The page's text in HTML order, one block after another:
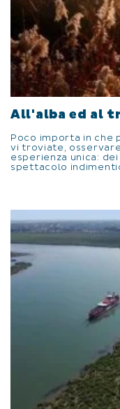
All'alba ed al
Poco importa in che
vi troviate,
esperienza unica:
spettacolo